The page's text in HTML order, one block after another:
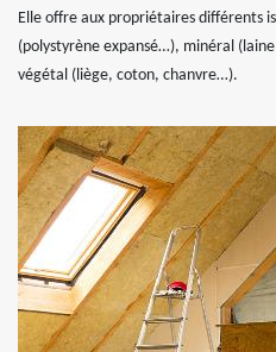
Elle offre aux propriétaires différents
(polystyrène expansé…), minéral
végétal (liège, coton, chanvre…).